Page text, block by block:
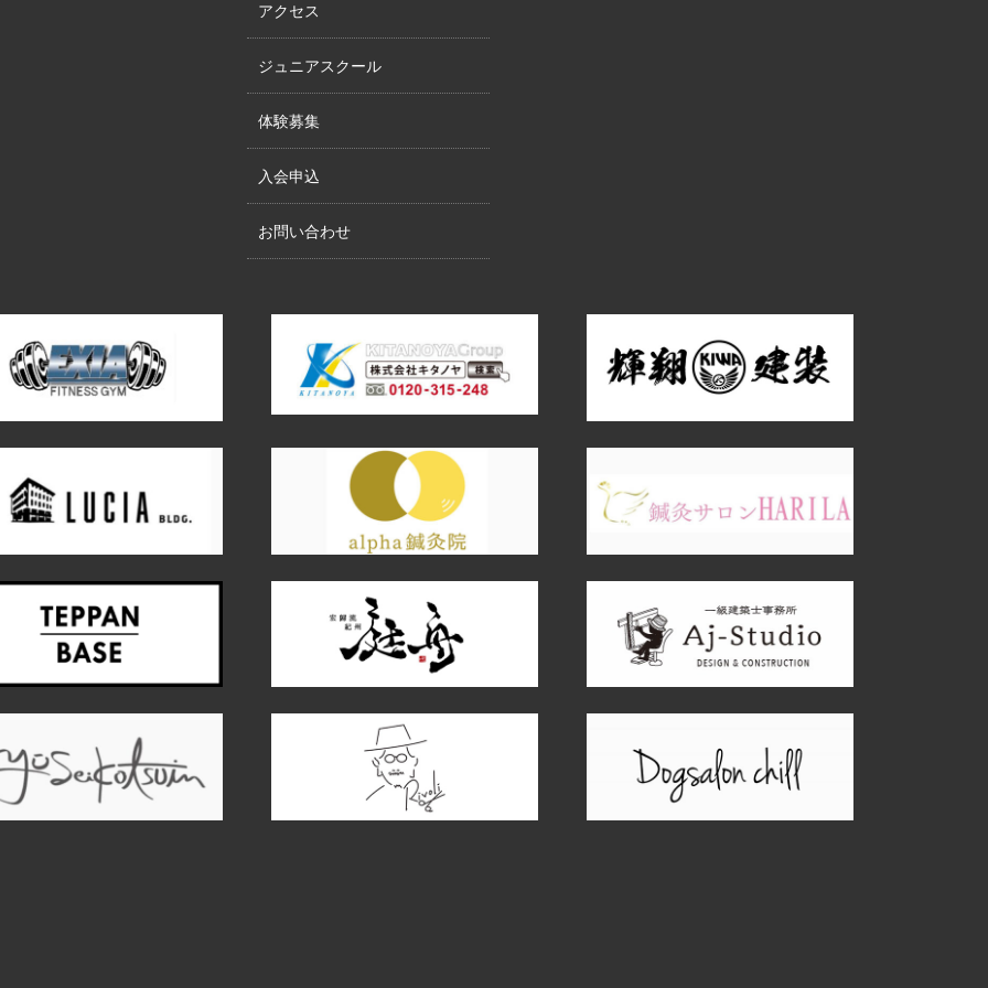
アクセス
ジュニアスクール
体験募集
入会申込
お問い合わせ